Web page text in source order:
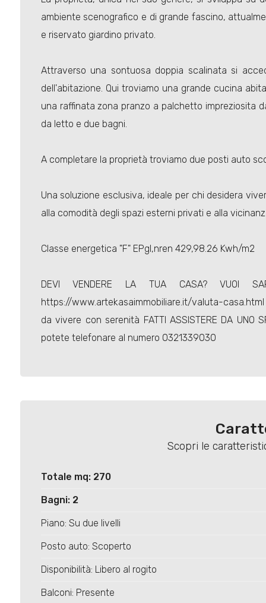
ambiente scenografico e di grande fascino,
e riservato giardino privato.
Attraverso una sontuosa doppia scalinata si
dell'abitazione. Qui troviamo una grande cucina
una raffinata zona pranzo a palchetto impreziosita
da letto e due bagni.
A completare la proprietà troviamo due posti auto
Una soluzione esclusiva, ideale per chi desidera
alla comodità degli spazi esterni privati e alla
Classe energetica "F" EPgl,nren 429,98.26 Kwh/m2
DEVI VENDERE LA TUA CASA? VUOI
https://www.artekasaimmobiliare.it/valuta-
da vivere con serenità FATTI ASSISTERE DA UNO
potete telefonare al numero 0321339030
Scopri le
Totale mq: 270
Bagni: 2
Piano: Su due livelli
Posto auto: Scoperto
Disponibilità: Libero al rogito
Balconi: Presente